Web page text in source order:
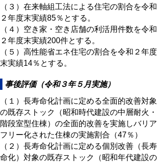
（３）在来軸組工法による住宅の割合を令和
２年度末実績85％とする。
（４）空き家・空き店舗の利活用件数を令和
２年度末実績200件とする。
（５）高性能省エネ住宅の割合を令和２年度
末実績14％とする。
事後評価（令和３年５月実施）
（１）長寿命化計画に定める全面的改善対象
の既存ストック（昭和時代建設の中層耐火・
階段室型住棟）の全面的改善を実施しバリア
フリー化された住棟の実施割合（47％）
（２）長寿命化計画に定める個別改善（長寿
命化）対象の既存ストック（昭和年代建設の